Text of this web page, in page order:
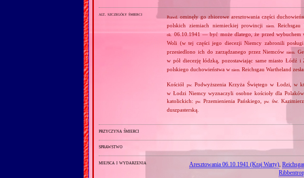
alt. szczegóły śmierci
Prawd.
ominęły go zbiorowe aresztowania części
polskich ziemiach niemieckiej prowincji
niem. Reichsgau
ok.
06.10.1941 — być może dlatego, że przed wybuchem
Woli (w tej części jego diecezji Niemcy zabronili
przesiedlono ich do zarządzanego przez Niemcówniem.
w pół diecezję łódzką, pozostawiając same miasto Łódź
polskiego duchowieństwa wniem. Reichsgau Wartheland
Kościół pw.
Podwyższenia Krzyża Świętego w Łodzi, w
w Łodzi Niemcy wyznaczyli osobne kościoły dla
katolickich:pw. Przemienienia Pańskiego,pw. św.
duszpasterską.
przyczyna śmierci
sprawstwo
miejsca i wydarzenia Aresztowania 06.10.1941 (Kraj Warty),